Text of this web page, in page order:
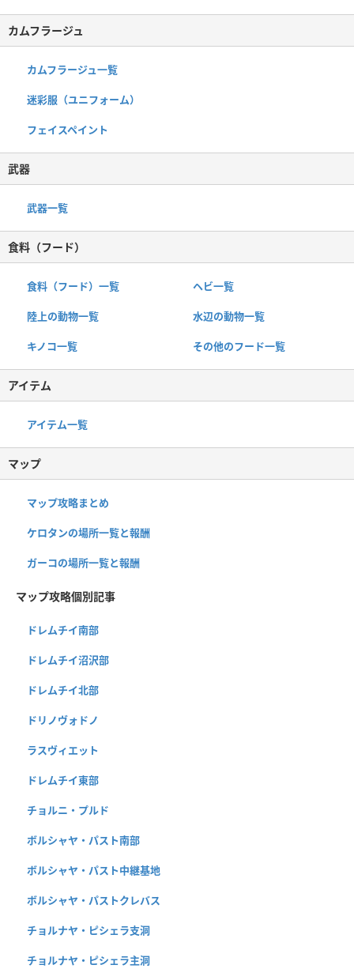
カムフラージュ
カムフラージュ一覧
迷彩服（ユニフォーム）
フェイスペイント
武器
武器一覧
食料（フード）
食料（フード）一覧 ヘビ一覧
陸上の動物一覧 水辺の動物一覧
キノコ一覧 その他のフード一覧
アイテム
アイテム一覧
マップ
マップ攻略まとめ
ケロタンの場所一覧と報酬
ガーコの場所一覧と報酬
マップ攻略個別記事
ドレムチイ南部
ドレムチイ沼沢部
ドレムチイ北部
ドリノヴォドノ
ラスヴィエット
ドレムチイ東部
チョルニ・プルド
ボルシャヤ・パスト南部
ボルシャヤ・パスト中継基地
ボルシャヤ・パストクレバス
チョルナヤ・ピシェラ支洞
チョルナヤ・ピシェラ主洞